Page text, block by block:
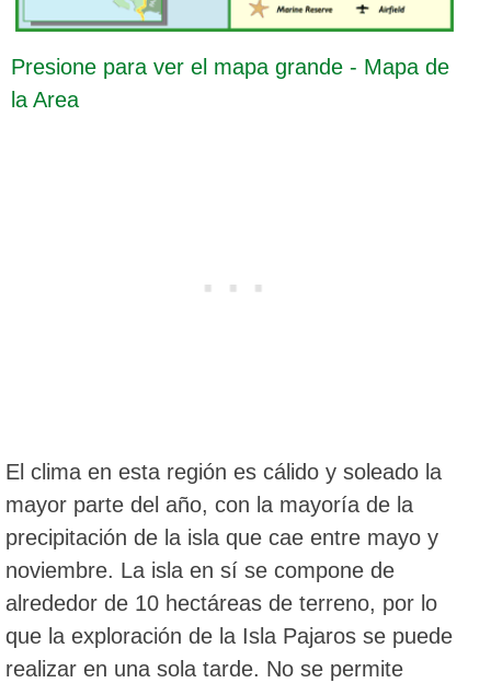
Presione para ver el mapa grande - Mapa de
la Area
El clima en esta región es cálido y soleado la
mayor parte del año, con la mayoría de la
precipitación de la isla que cae entre mayo y
noviembre. La isla en sí se compone de
alrededor de 10 hectáreas de terreno, por lo
que la exploración de la Isla Pajaros se puede
realizar en una sola tarde. No se permite